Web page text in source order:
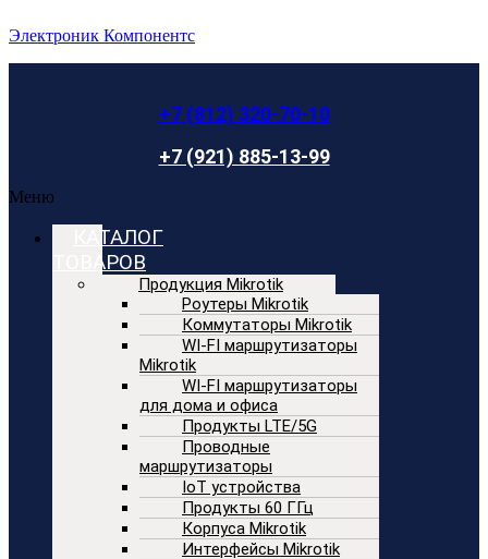
Электроник Компонентс
+7 (812) 320-70-10
+7 (921) 885-13-99
Меню
КАТАЛОГ
ТОВАРОВ
Продукция Mikrotik
Роутеры Mikrotik
Коммутаторы Mikrotik
WI-FI маршрутизаторы
Mikrotik
WI-FI маршрутизаторы
для дома и офиса
Продукты LTE/5G
Проводные
маршрутизаторы
IoT устройства
Продукты 60 ГГц
Корпуса Mikrotik
Интерфейсы Mikrotik